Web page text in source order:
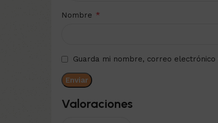
Valoraciones
Nombre *
Guarda mi nombre, correo